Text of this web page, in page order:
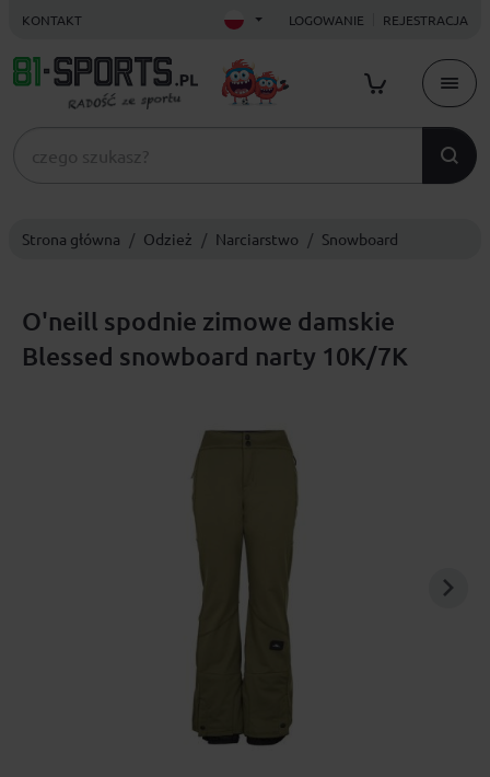
KONTAKT LOGOWANIE REJESTRACJA
Strona główna Odzież Narciarstwo Snowboard
O'neill spodnie zimowe damskie
Blessed snowboard narty 10K/7K